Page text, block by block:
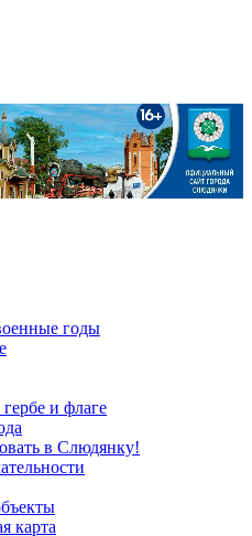
годы
и флаге
в Слюдянку!
карта